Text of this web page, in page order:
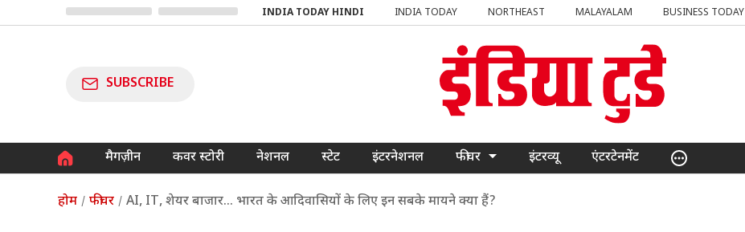
INDIA TODAY HINDI INDIA TODAY NORTHEAST MALAYALAM BUSINESS TODAY
SUBSCRIBE
मैगज़ीन कवर स्टोरी नेशनल स्टेट इंटरनेशनल फीचर इंटरव्यू एंटरटेनमेंट
होम फीचर AI, IT, शेयर बाजार… भारत के आदिवासियों के लिए इन सबके मायने क्या हैं?